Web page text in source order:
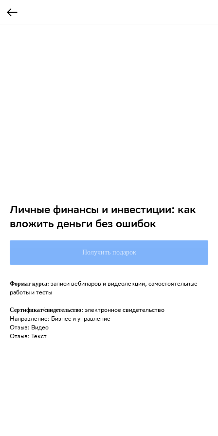
Личные финансы и инвестиции: как
вложить деньги без ошибок
Получить подарок
Формат курса: записи вебинаров и видеолекции, самостоятельные
работы и тесты
Сертификат/свидетельство: электронное свидетельство
Направление: Бизнес и управление
Отзыв: Видео
Отзыв: Текст